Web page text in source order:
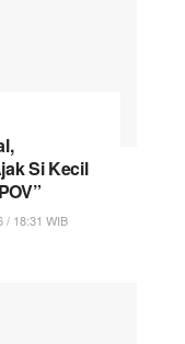
Si Kecil
/ 18:31 WIB